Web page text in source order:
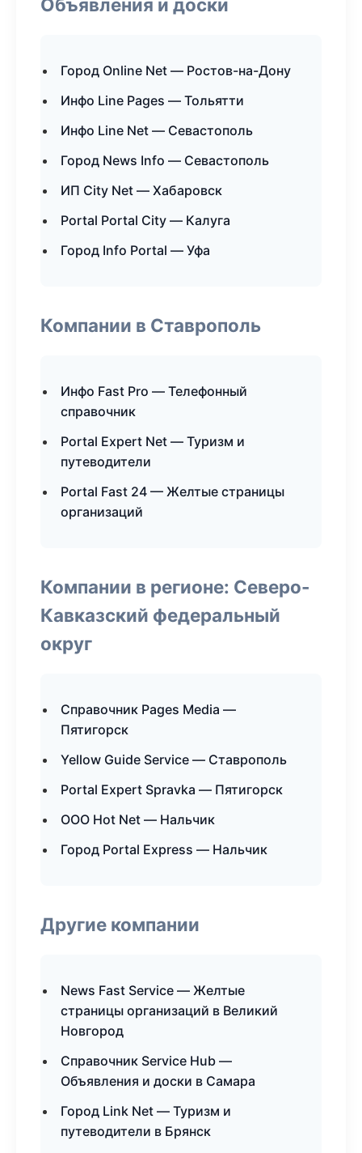
Объявления и доски
Город Online Net — Ростов-на-Дону
Инфо Line Pages — Тольятти
Инфо Line Net — Севастополь
Город News Info — Севастополь
ИП City Net — Хабаровск
Portal Portal City — Калуга
Город Info Portal — Уфа
Компании в Ставрополь
Инфо Fast Pro — Телефонный
справочник
Portal Expert Net — Туризм и
путеводители
Portal Fast 24 — Желтые страницы
организаций
Компании в регионе: Северо-
Кавказский федеральный
округ
Справочник Pages Media —
Пятигорск
Yellow Guide Service — Ставрополь
Portal Expert Spravka — Пятигорск
ООО Hot Net — Нальчик
Город Portal Express — Нальчик
Другие компании
News Fast Service — Желтые
страницы организаций в Великий
Новгород
Справочник Service Hub —
Объявления и доски в Самара
Город Link Net — Туризм и
путеводители в Брянск